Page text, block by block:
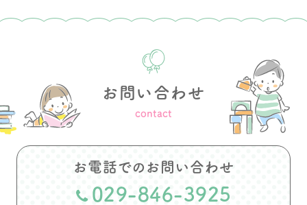
お問い合わせ
contact
お電話でのお問い合わせ
029-846-3925